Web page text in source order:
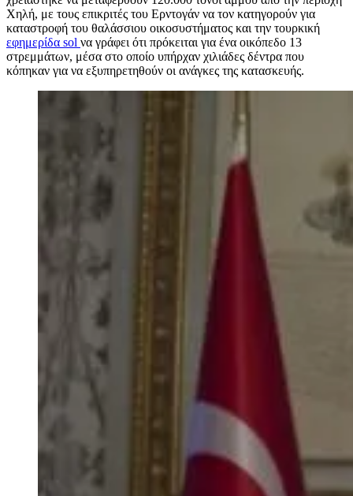
Χηλή, με τους επικριτές του Ερντογάν να τον κατηγορούν για
καταστροφή του θαλάσσιου οικοσυστήματος και την τουρκική
εφημερίδα sol να γράφει ότι πρόκειται για ένα οικόπεδο 13
στρεμμάτων, μέσα στο οποίο υπήρχαν χιλιάδες δέντρα που
κόπηκαν για να εξυπηρετηθούν οι ανάγκες της κατασκευής.